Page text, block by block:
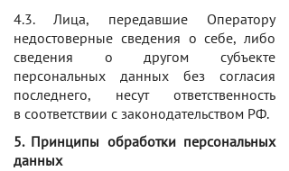
4.3. Лица, передавшие Оператору
недостоверные сведения о себе, либо
сведения о другом субъекте
персональных данных без согласия
последнего, несут ответственность
в соответствии с законодательством РФ.
5. Принципы обработки персональных
данных